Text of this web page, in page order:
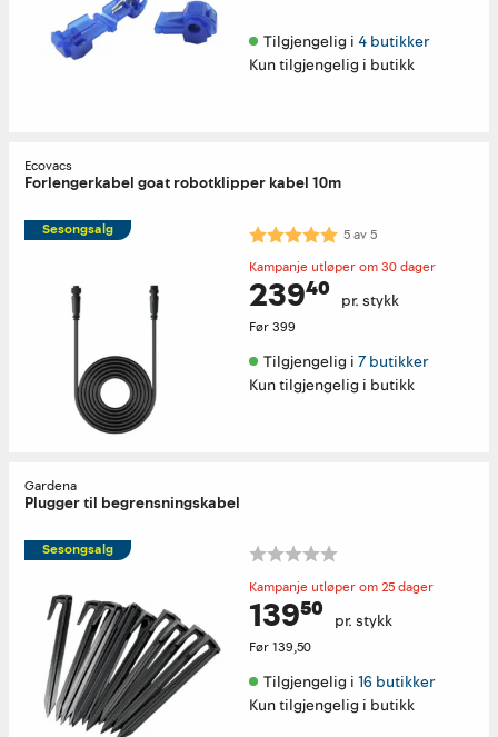
Tilgjengelig i 4 butikker
Kun tilgjengelig i butikk
Ecovacs
Forlengerkabel goat robotklipper kabel 10m
Sesongsalg Karakter: 5.0 av 5 mulige
5av5
Kampanje utløper om 30 dager
239⁴⁰ pr. stykk
Før399
Tilgjengelig i 7 butikker
Kun tilgjengelig i butikk
Gardena
Plugger til begrensningskabel
Sesongsalg
Kampanje utløper om 25 dager
139⁵⁰ pr. stykk
Før139,50
Tilgjengelig i 16 butikker
Kun tilgjengelig i butikk